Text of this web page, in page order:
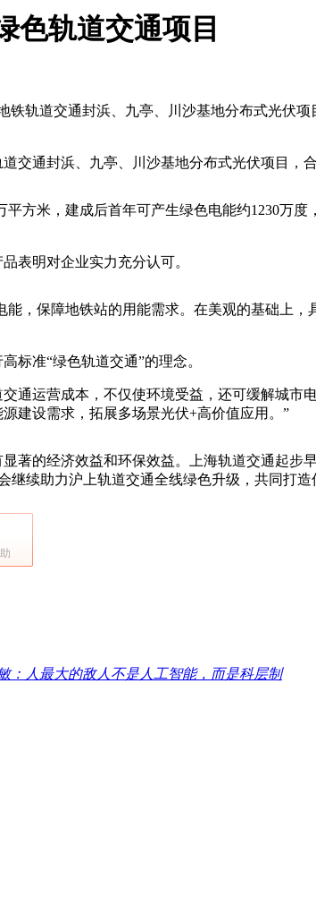
色轨道交通项目
道交通封浜、九亭、川沙基地分布式光伏项
通封浜、九亭、川沙基地分布式光伏项目，合
米，建成后首年可产生绿色电能约1230万度
表明对企业实力充分认可。
保障地铁站的用能需求。在美观的基础上，
准“绿色轨道交通”的理念。
运营成本，不仅使环境受益，还可缓解城市
建设需求，拓展多场景光伏+高价值应用。”
的经济效益和环保效益。上海轨道交通起步
续助力沪上轨道交通全线绿色升级，共同打造
：人最大的敌人不是人工智能，而是科层制